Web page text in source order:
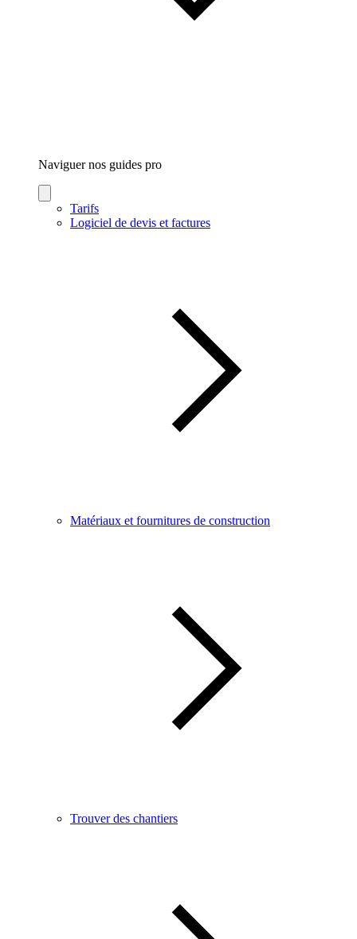
Naviguer nos guides pro
Tarifs
Logiciel de devis et factures
Matériaux et fournitures de construction
Trouver des chantiers